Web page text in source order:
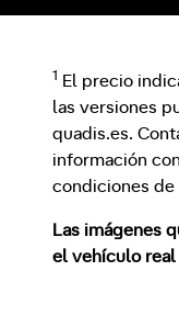
1
El precio
las versiones
quadis.es.
información
condiciones de
Las imágenes
el vehículo real